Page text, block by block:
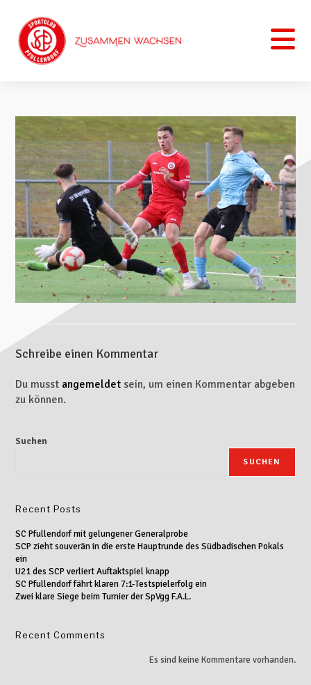
Schreibe einen Kommentar
Du musst angemeldet sein, um einen Kommentar abgeben
zu können.
Suchen
SUCHEN
Recent Posts
SC Pfullendorf mit gelungener Generalprobe
SCP zieht souverän in die erste Hauptrunde des Südbadischen Pokals
ein
U21 des SCP verliert Auftaktspiel knapp
SC Pfullendorf fährt klaren 7:1-Testspielerfolg ein
Zwei klare Siege beim Turnier der SpVgg F.A.L.
Recent Comments
Es sind keine Kommentare vorhanden.